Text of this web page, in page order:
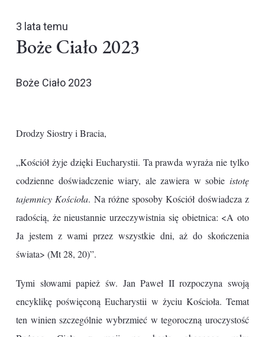
3 lata temu
Boże Ciało 2023
Boże Ciało 2023
Drodzy Siostry i Bracia,
„Kościół żyje dzięki Eucharystii. Ta prawda wyraża nie tylko
codzienne doświadczenie wiary, ale zawiera w sobie istotę
tajemnicy Kościoła. Na różne sposoby Kościół doświadcza z
radością, że nieustannie urzeczywistnia się obietnica: <A oto
Ja jestem z wami przez wszystkie dni, aż do skończenia
świata> (Mt 28, 20)”.
Tymi słowami papież św. Jan Paweł II rozpoczyna swoją
encyklikę poświęconą Eucharystii w życiu Kościoła. Temat
ten winien szczególnie wybrzmieć w tegoroczną uroczystość